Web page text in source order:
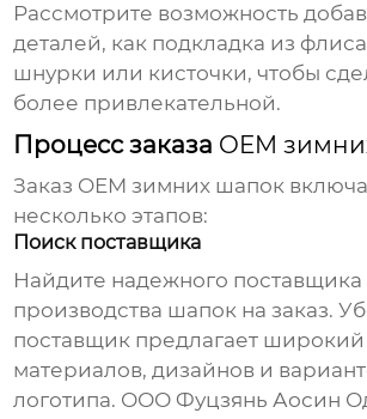
Рассмотрите возможность
деталей, как подкладка из
шнурки или кисточки, чтобы
более привлекательной.
Процесс заказа OEM
Заказ OEM зимних шапок
несколько этапов:
Поиск поставщика
Найдите надежного поставщика
производства шапок на заказ.
поставщик предлагает
материалов, дизайнов и
логотипа. ООО Фуцзянь Аосин